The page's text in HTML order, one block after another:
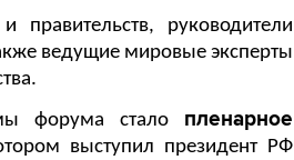
руководители
ведущие мировые эксперты
форума стало пленарное
выступил президент РФ